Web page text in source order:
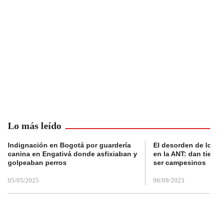
Lo más leído
Indignación en Bogotá por guardería
canina en Engativá donde asfixiaban y
golpeaban perros
05/05/2025
El desorden de
en la ANT: dan
ser campesinos
06/09/2023